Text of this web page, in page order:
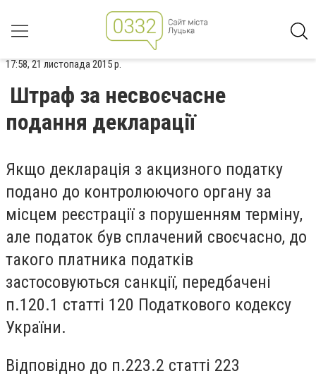
17:58, 21 листопада 2015 р.
Штраф за несвоєчасне
подання декларації
Якщо декларація з акцизного податку
подано до контролюючого органу за
місцем реєстрації з порушенням терміну,
але податок був сплачений своєчасно, до
такого платника податків
застосовуються санкції, передбачені
п.120.1 статті 120 Податкового кодексу
України.
Відповідно до п.223.2 статті 223